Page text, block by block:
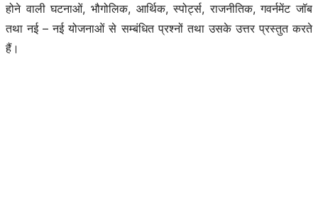
होने वाली घटनाओं, भौगोलिक, आर्थिक, स्पोर्ट्स, राजनीतिक, गवर्नमेंट जॉब
तथा नई – नई योजनाओं से सम्बंधित प्रश्नों तथा उसके उत्तर प्रस्तुत करते
हैं।